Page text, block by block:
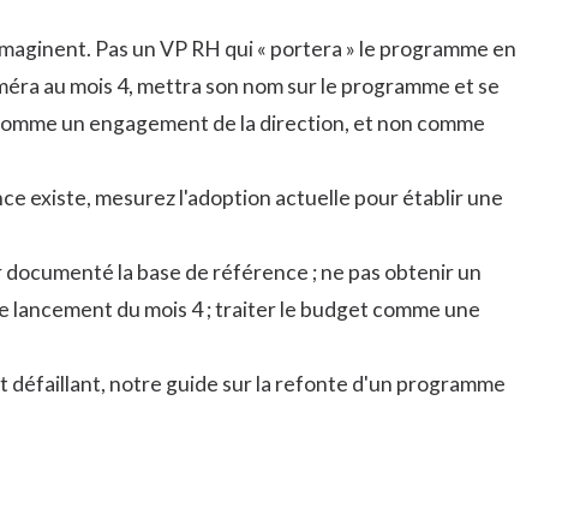
Pas un VP RH qui « portera » le programme en
au mois 4, mettra son nom sur le programme et se
un engagement de la direction, et non comme
existe, mesurez l'adoption actuelle pour établir une
la base de référence ; ne pas obtenir un
du mois 4 ; traiter le budget comme une
défaillant, notre guide sur la refonte d'un programme